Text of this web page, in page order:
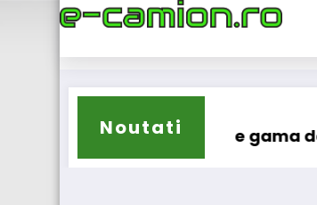
Noutati
își extinde gama de anvelope